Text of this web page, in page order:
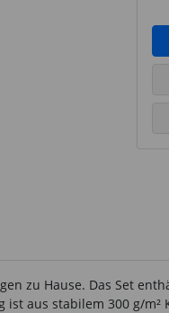
zu Hause. Das Set
aus stabilem 300 g/